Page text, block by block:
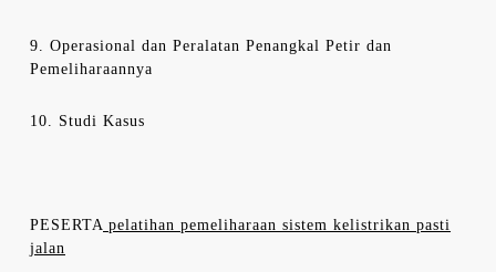
9. Operasional dan Peralatan Penangkal Petir dan
Pemeliharaannya
10. Studi Kasus
PESERTA pelatihan pemeliharaan sistem kelistrikan pasti
jalan